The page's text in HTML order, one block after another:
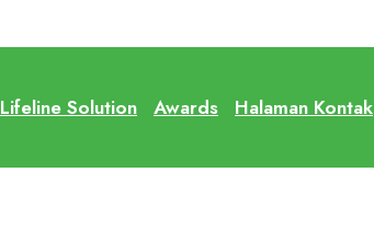
Lifeline Solution Awards Halaman Kontak